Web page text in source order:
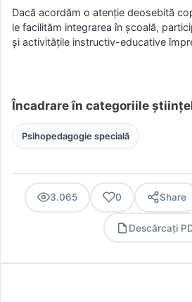
Dacă acordăm o atenție deosebită
le facilităm integrarea în școală,
și activitățile instructiv-educative
Încadrare în categoriile
Psihopedagogie specială
3.065 0 Share
Descărcați